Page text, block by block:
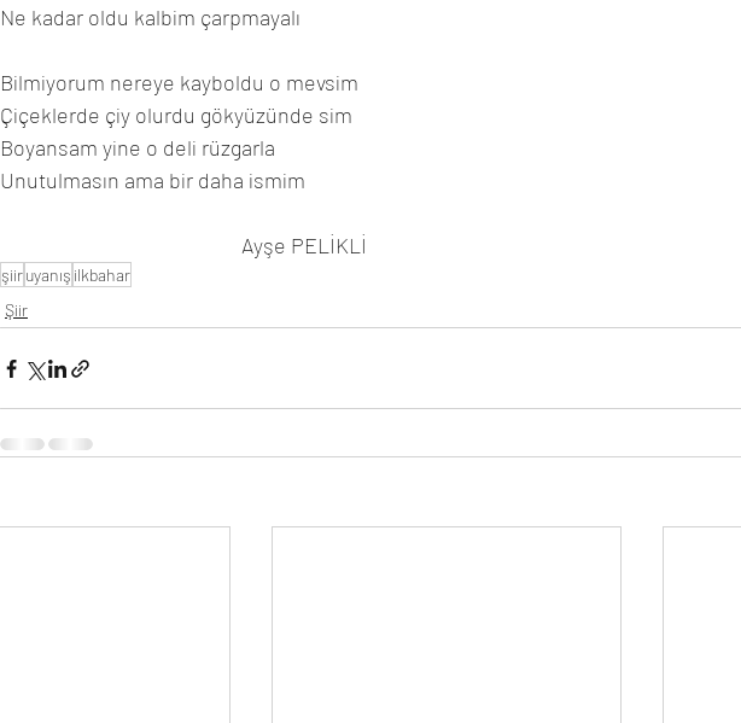
Ne kadar oldu kalbim çarpmayalı
Bilmiyorum nereye kayboldu o mevsim
Çiçeklerde çiy olurdu gökyüzünde sim
Boyansam yine o deli rüzgarla
Unutulmasın ama bir daha ismim
                                                  Ayşe PELİKLİ
şiiruyanış ilkbahar
Şiir